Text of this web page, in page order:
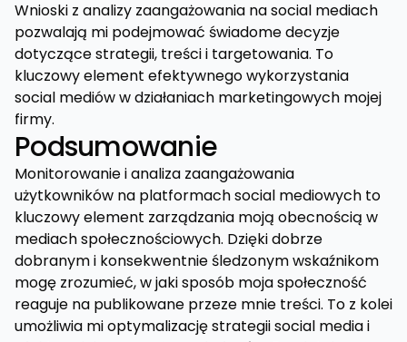
Wnioski z analizy zaangażowania na social mediach
pozwalają mi podejmować świadome decyzje
dotyczące strategii, treści i targetowania. To
kluczowy element efektywnego wykorzystania
social mediów w działaniach marketingowych mojej
firmy.
Podsumowanie
Monitorowanie i analiza zaangażowania
użytkowników na platformach social mediowych to
kluczowy element zarządzania moją obecnością w
mediach społecznościowych. Dzięki dobrze
dobranym i konsekwentnie śledzonym wskaźnikom
mogę zrozumieć, w jaki sposób moja społeczność
reaguje na publikowane przeze mnie treści. To z kolei
umożliwia mi optymalizację strategii social media i